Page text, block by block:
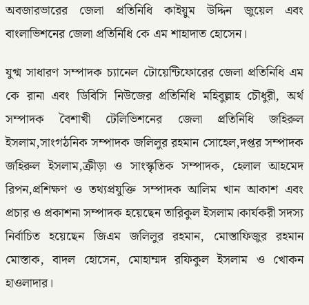
অবজারভারের জেলা প্রতিনিধি কাইয়ুম উদ্দিন জুয়েল এবং
বাংলাভিশনের জেলা প্রতিনিধি কে এম শাহাদাত হোসেন।
যুগ্ম সাধারণ সম্পাদক চ্যানেল টোয়েন্টিফোরের জেলা প্রতিনিধি এম
কে রানা এবং ডিবিসি নিউজের প্রতিনিধি মহিবুল্লাহ চৌধুরী, অর্থ
সম্পাদক বৈশাখী টেলিভিশনের জেলা প্রতিনিধি জহিরুল
ইসলাম,সাংগঠনিক সম্পাদক জলিলুর রহমান সোহেল,দপ্তর সম্পাদক
জহিরুল ইসলাম,ক্রীড়া ও সাংস্কৃতিক সম্পাদক, হেলাল আহমেদ
রিপন,প্রশিক্ষণ ও তথ্যপ্রযুক্তি সম্পাদক আলিম খান আকাশ এবং
প্রচার ও প্রকাশনা সম্পাদক হয়েছেন তারিকুল ইসলাম।কার্যকরী সদস্য
নির্বাচিত হয়েছেন জিএম জলিলুর রহমান, মোস্তাফিজুর রহমান
মোস্তাক, বাদল হোসেন, মোহাম্মদ রফিকুল ইসলাম ও খোকন
হাওলাদার।